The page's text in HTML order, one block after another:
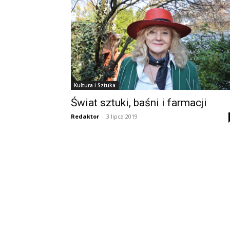
Kultura i Sztuka
Świat sztuki, baśni i farmacji
Redaktor - 3 lipca 2019